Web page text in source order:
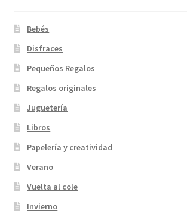
Bebés
Disfraces
Pequeños Regalos
Regalos originales
Juguetería
Libros
Papelería y creatividad
Verano
Vuelta al cole
Invierno